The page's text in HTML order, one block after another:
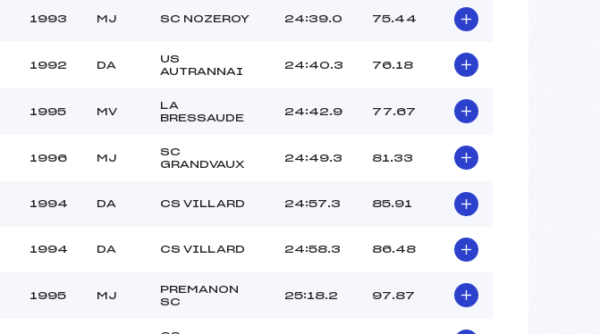
1993 MJ SC NOZEROY 24:39.0 75.44
1992 DA
US
AUTRANNAI
24:40.3 76.18
1995 MV
LA
BRESSAUDE
24:42.9 77.67
1996 MJ
SC
GRANDVAUX
24:49.3 81.33
1994 DA CS VILLARD 24:57.3 85.91
1994 DA CS VILLARD 24:58.3 86.48
1995 MJ
PREMANON
SC
25:18.2 97.87